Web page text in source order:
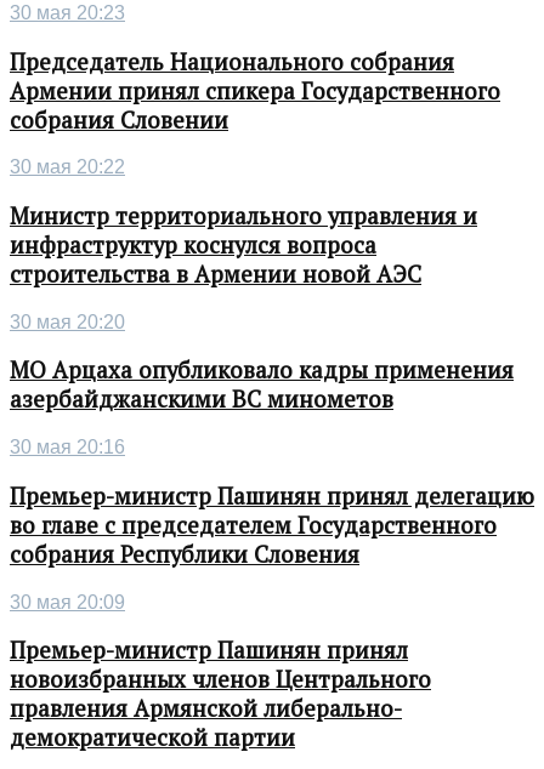
30 мая 20:23
Председатель Национального собрания
Армении принял спикера Государственного
собрания Словении
30 мая 20:22
Министр территориального управления и
инфраструктур коснулся вопроса
строительства в Армении новой АЭС
30 мая 20:20
МО Арцаха опубликовало кадры применения
азербайджанскими ВС минометов
30 мая 20:16
Премьер-министр Пашинян принял делегацию
во главе с председателем Государственного
собрания Республики Словения
30 мая 20:09
Премьер-министр Пашинян принял
новоизбранных членов Центрального
правления Армянской либерально-
демократической партии